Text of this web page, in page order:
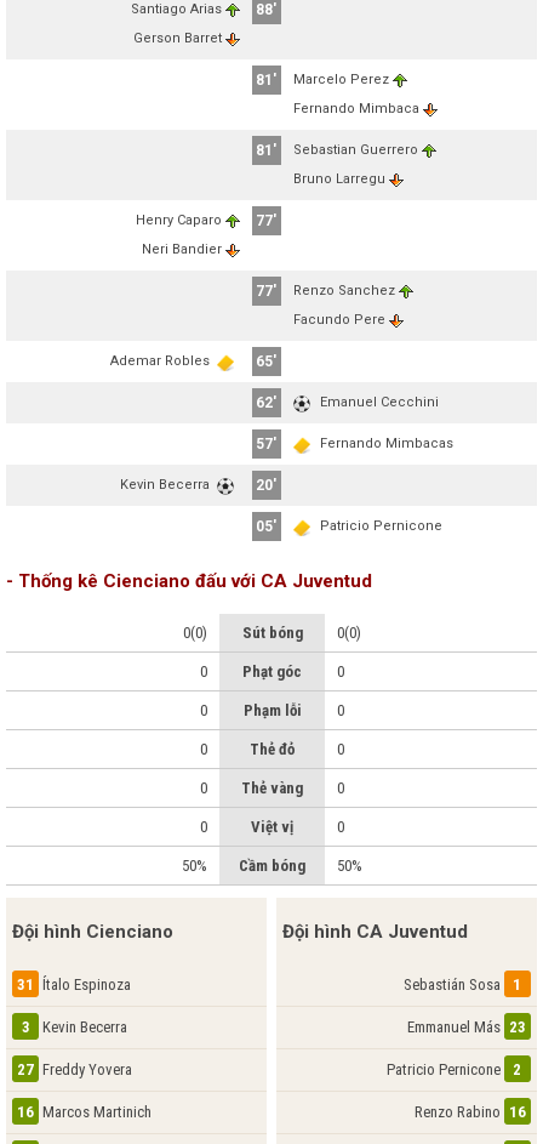
Santiago Arias
Gerson Barret
88'
81'
Marcelo Perez
Fernando Mimbaca
81'
Sebastian Guerrero
Bruno Larregu
Henry Caparo
Neri Bandier
77'
77'
Renzo Sanchez
Facundo Pere
Ademar Robles 65'
62' Emanuel Cecchini
57' Fernando Mimbacas
Kevin Becerra 20'
05' Patricio Pernicone
- Thống kê Cienciano đấu với CA Juventud
0(0) Sút bóng 0(0)
0 Phạt góc 0
0 Phạm lỗi 0
0 Thẻ đỏ 0
0 Thẻ vàng 0
0 Việt vị 0
50% Cầm bóng 50%
Đội hình Cienciano
31 Ítalo Espinoza
3 Kevin Becerra
27 Freddy Yovera
16 Marcos Martinich
Đội hình CA Juventud
1
Sebastián Sosa
23
Emmanuel Más
2
Patricio Pernicone
16
Renzo Rabino